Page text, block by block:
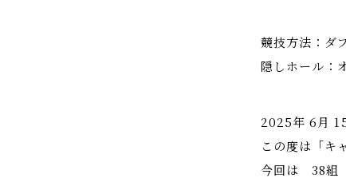
競技方法：ダ
隠しホール
2025年 6月 15
この度は「キ
今回は 38組